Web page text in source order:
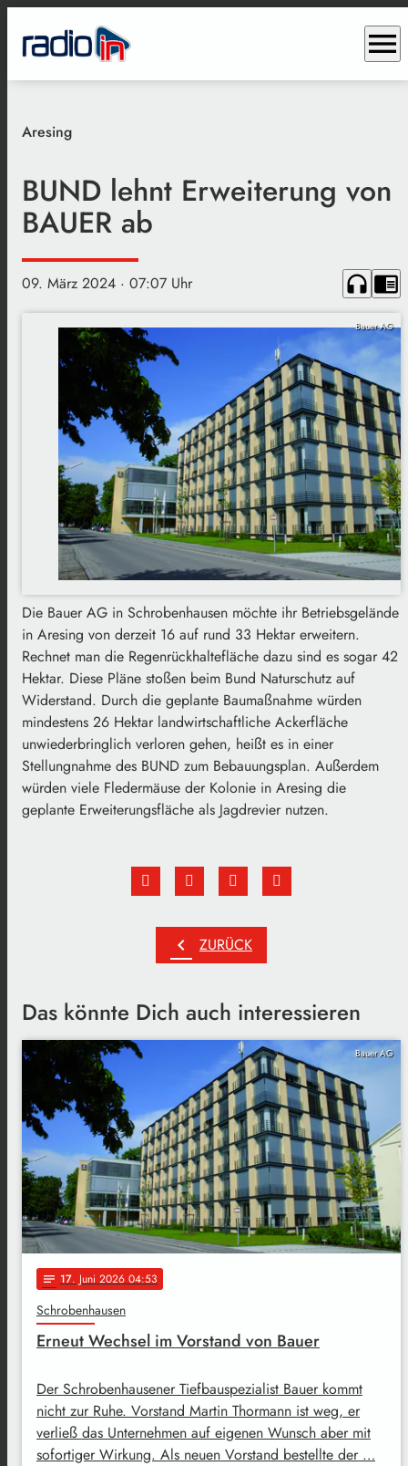
menu
Aresing
BUND lehnt Erweiterung von
BAUER ab
09. März 2024 · 07:07 Uhr headphones chrome_reader_mode
Bauer AG
Die Bauer AG in Schrobenhausen möchte ihr Betriebsgelände
in Aresing von derzeit 16 auf rund 33 Hektar erweitern.
Rechnet man die Regenrückhaltefläche dazu sind es sogar 42
Hektar. Diese Pläne stoßen beim Bund Naturschutz auf
Widerstand. Durch die geplante Baumaßnahme würden
mindestens 26 Hektar landwirtschaftliche Ackerfläche
unwiederbringlich verloren gehen, heißt es in einer
Stellungnahme des BUND zum Bebauungsplan. Außerdem
würden viele Fledermäuse der Kolonie in Aresing die
geplante Erweiterungsfläche als Jagdrevier nutzen.
chevron_left ZURÜCK
Das könnte Dich auch interessieren
Bauer AG
notes 17. Juni 2026 04:53
Schrobenhausen
Erneut Wechsel im Vorstand von Bauer
Der Schrobenhausener Tiefbauspezialist Bauer kommt
nicht zur Ruhe. Vorstand Martin Thormann ist weg, er
verließ das Unternehmen auf eigenen Wunsch aber mit
sofortiger Wirkung. Als neuen Vorstand bestellte der …